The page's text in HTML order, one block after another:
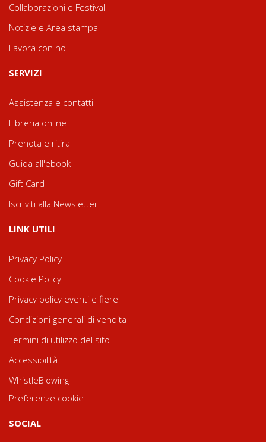
Collaborazioni e Festival
Notizie e Area stampa
Lavora con noi
SERVIZI
Assistenza e contatti
Libreria online
Prenota e ritira
Guida all'ebook
Gift Card
Iscriviti alla Newsletter
LINK UTILI
Privacy Policy
Cookie Policy
Privacy policy eventi e fiere
Condizioni generali di vendita
Termini di utilizzo del sito
Accessibilità
WhistleBlowing
Preferenze cookie
SOCIAL